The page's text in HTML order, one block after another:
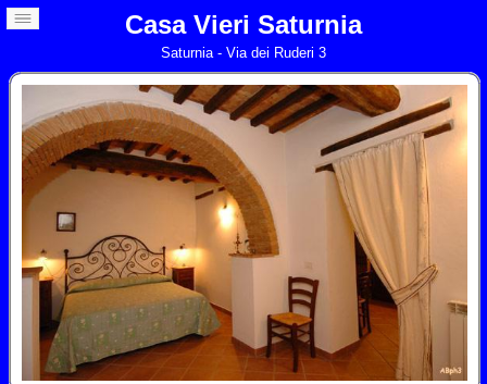
Casa Vieri Saturnia
Saturnia - Via dei Ruderi 3